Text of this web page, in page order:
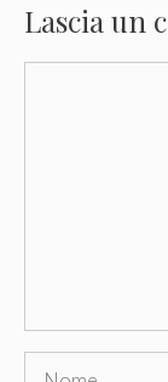
Lascia un
Nome